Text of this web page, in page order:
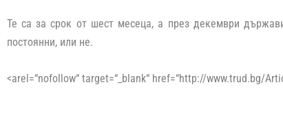
Те са за срок от шест месеца, а през декември
постоянни, или не.
<arel=“nofollow“ target=“_blank“ href=“http://www.trud.bg/